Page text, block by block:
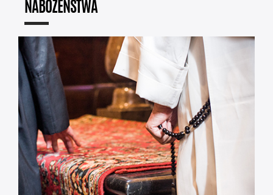
NABOŻEŃSTWA